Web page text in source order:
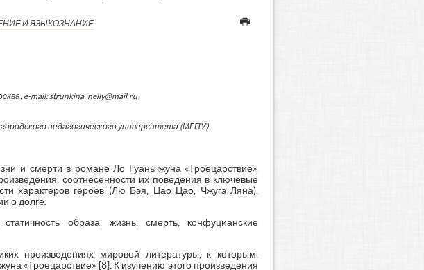
И ЯЗЫКОЗНАНИЕ
e-mail: strunkina_nelly@mail.ru
педагогического университета (МГПУ)
и смерти в романе Ло Гуаньчжуна «Троецарствие».
соотнесенности их поведения в ключевые
характеров героев (Лю Бэя, Цао Цао, Чжугэ Ляна),
о долге.
образа, жизнь, смерть, конфуцианские
произведениях мировой литературы, к которым,
«Троецарствие» [8]. К изучению этого произведения